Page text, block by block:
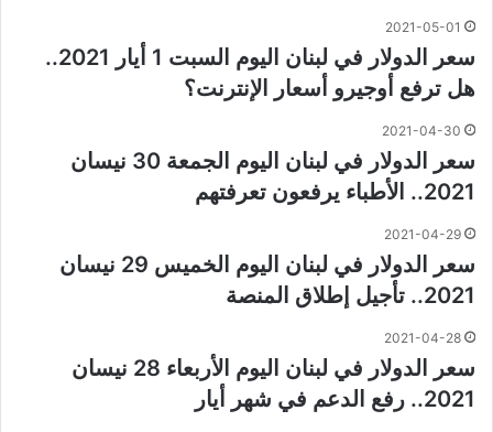
2021-05-01
سعر الدولار في لبنان اليوم السبت 1 أيار 2021..
هل ترفع أوجيرو أسعار الإنترنت؟
2021-04-30
سعر الدولار في لبنان اليوم الجمعة 30 نيسان
2021.. الأطباء يرفعون تعرفتهم
2021-04-29
سعر الدولار في لبنان اليوم الخميس 29 نيسان
2021.. تأجيل إطلاق المنصة
2021-04-28
سعر الدولار في لبنان اليوم الأربعاء 28 نيسان
2021.. رفع الدعم في شهر أيار